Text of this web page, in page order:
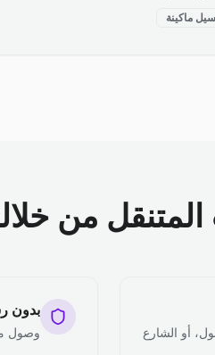
ماكينة
من
أو الشارع
بدون
وصول